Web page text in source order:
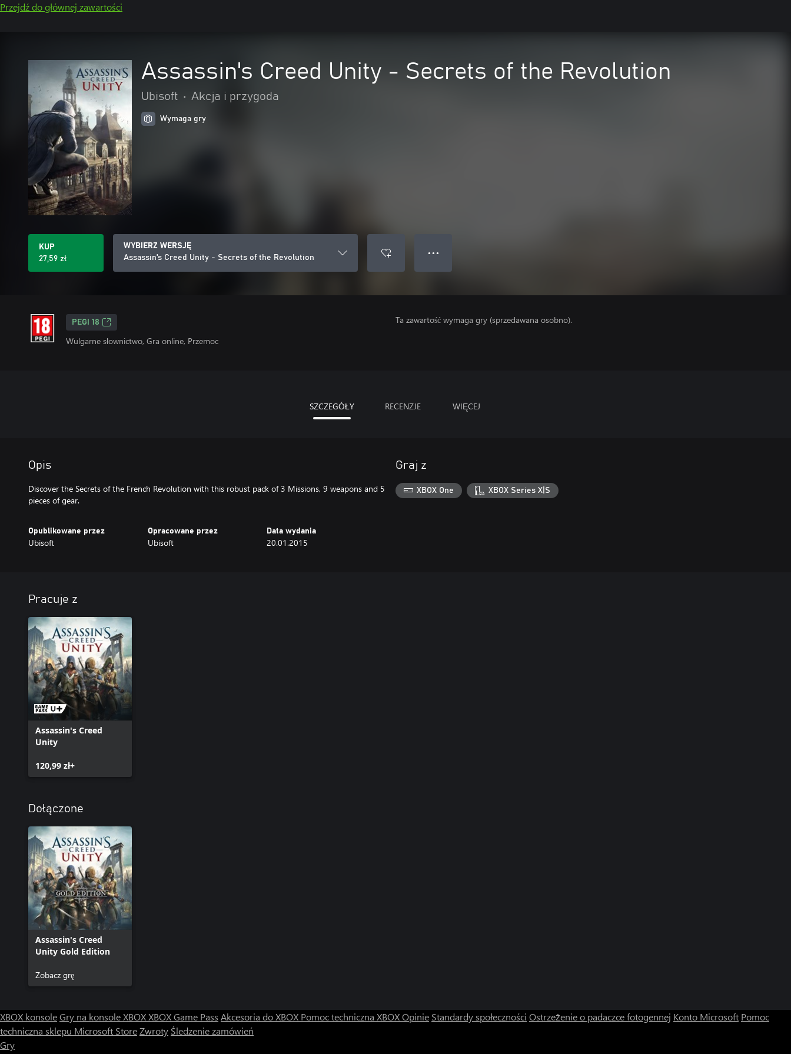
Przejdź do głównej zawartości
Assassin's Creed Unity - Secrets of the Revolution
Ubisoft • Akcja i przygoda
Wymaga gry
KUP
27,59 zł
WYBIERZ WERSJĘ
Assassin's Creed Unity - Secrets of the Revolution
● ● ●
PEGI 18
Wulgarne słownictwo, Gra online, Przemoc
Ta zawartość wymaga gry (sprzedawana osobno).
SZCZEGÓŁY RECENZJE WIĘCEJ
Opis
Discover the Secrets of the French Revolution with this robust pack of 3 Missions, 9 weapons and 5
pieces of gear.
Opublikowane przez
Ubisoft
Opracowane przez
Ubisoft
Data wydania
20.01.2015
Graj z
XBOX One XBOX Series X|S
Pracuje z
Assassin's Creed
Unity
120,99 zł+
Dołączone
Assassin's Creed
Unity Gold Edition
Zobacz grę
XBOX konsoleGry na konsole XBOXXBOX Game Pass Akcesoria do XBOX Pomoc techniczna XBOXOpinie Standardy społeczności Ostrzeżenie o padaczce fotogennej Konto Microsoft Pomoc
techniczna sklepu Microsoft StoreZwroty Śledzenie zamówień
Gry